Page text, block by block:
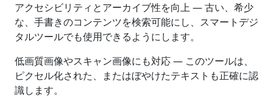
アクセシビリティとアーカイブ性を向上 — 古い、希少
な、手書きのコンテンツを検索可能にし、スマートデジ
タルツールでも使用できるようにします。
低画質画像やスキャン画像にも対応 — このツールは、
ピクセル化された、またはぼやけたテキストも正確に認
識します。